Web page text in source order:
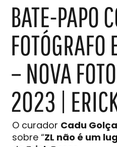
BATE-PAPO
FOTÓGRAFO
– NOVA
2023 |
O curador Cadu
sobre “ZL não é um